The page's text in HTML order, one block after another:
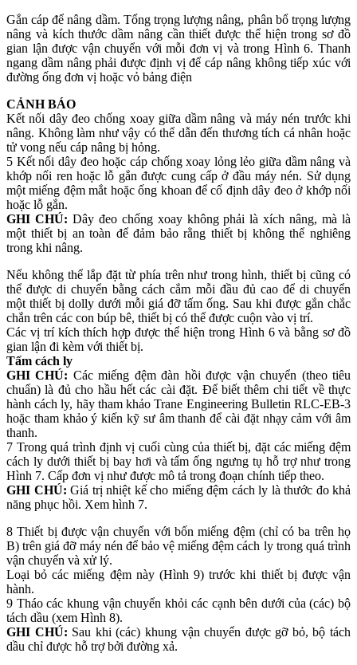
Gắn cáp để nâng dầm. Tổng trọng lượng nâng, phân bổ trọng lượng
nâng và kích thước dầm nâng cần thiết được thể hiện trong sơ đồ
gian lận được vận chuyển với mỗi đơn vị và trong Hình 6. Thanh
ngang dầm nâng phải được định vị để cáp nâng không tiếp xúc với
đường ống đơn vị hoặc vỏ bảng điện
CẢNH BÁO
Kết nối dây đeo chống xoay giữa dầm nâng và máy nén trước khi
nâng. Không làm như vậy có thể dẫn đến thương tích cá nhân hoặc
tử vong nếu cáp nâng bị hỏng.
5 Kết nối dây đeo hoặc cáp chống xoay lỏng lẻo giữa dầm nâng và
khớp nối ren hoặc lỗ gắn được cung cấp ở đầu máy nén. Sử dụng
một miếng đệm mắt hoặc ống khoan để cố định dây đeo ở khớp nối
hoặc lỗ gắn.
GHI CHÚ: Dây đeo chống xoay không phải là xích nâng, mà là
một thiết bị an toàn để đảm bảo rằng thiết bị không thể nghiêng
trong khi nâng.
Nếu không thể lắp đặt từ phía trên như trong hình, thiết bị cũng có
thể được di chuyển bằng cách cắm mỗi đầu đủ cao để di chuyển
một thiết bị dolly dưới mỗi giá đỡ tấm ống. Sau khi được gắn chắc
chắn trên các con búp bê, thiết bị có thể được cuộn vào vị trí.
Các vị trí kích thích hợp được thể hiện trong Hình 6 và bằng sơ đồ
gian lận đi kèm với thiết bị.
Tấm cách ly
GHI CHÚ: Các miếng đệm đàn hồi được vận chuyển (theo tiêu
chuẩn) là đủ cho hầu hết các cài đặt. Để biết thêm chi tiết về thực
hành cách ly, hãy tham khảo Trane Engineering Bulletin RLC-EB-3
hoặc tham khảo ý kiến kỹ sư âm thanh để cài đặt nhạy cảm với âm
thanh.
7 Trong quá trình định vị cuối cùng của thiết bị, đặt các miếng đệm
cách ly dưới thiết bị bay hơi và tấm ống ngưng tụ hỗ trợ như trong
Hình 7. Cấp đơn vị như được mô tả trong đoạn chính tiếp theo.
GHI CHÚ: Giá trị nhiệt kế cho miếng đệm cách ly là thước đo khả
năng phục hồi. Xem hình 7.
8 Thiết bị được vận chuyển với bốn miếng đệm (chỉ có ba trên họ
B) trên giá đỡ máy nén để bảo vệ miếng đệm cách ly trong quá trình
vận chuyển và xử lý.
Loại bỏ các miếng đệm này (Hình 9) trước khi thiết bị được vận
hành.
9 Tháo các khung vận chuyển khỏi các cạnh bên dưới của (các) bộ
tách dầu (xem Hình 8).
GHI CHÚ: Sau khi (các) khung vận chuyển được gỡ bỏ, bộ tách
dầu chỉ được hỗ trợ bởi đường xả.